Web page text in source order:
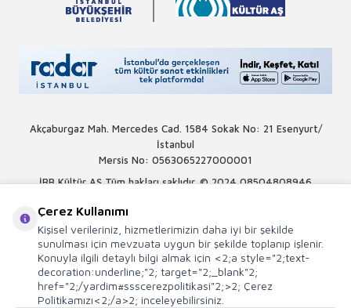
Akçaburgaz Mah. Mercedes Cad. 1584 Sokak No: 21 Esenyurt/
İstanbul
Mersis No: 0563065227000001
İBB Kültür AŞ Tüm hakları saklıdır. © 2024 08504808946
Çerez Kullanımı
Kişisel verileriniz, hizmetlerimizin daha iyi bir şekilde
sunulması için mevzuata uygun bir şekilde toplanıp işlenir.
Konuyla ilgili detaylı bilgi almak için <2;a style="2;text-
decoration:underline;"2; target="2;_blank"2;
href="2;/yardim#ssscerezpolitikasi"2;>2; Çerez
Politikamızı<2;/a>2; inceleyebilirsiniz.